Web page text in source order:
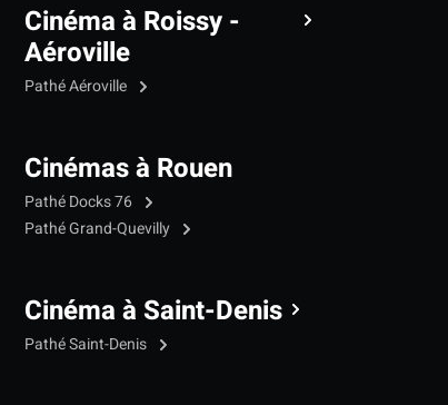
Cinéma à Roissy -
Aéroville
Pathé Aéroville
Cinémas à Rouen
Pathé Docks 76
Pathé Grand-Quevilly
Cinéma à Saint-Denis
Pathé Saint-Denis